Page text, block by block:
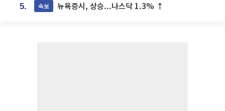
5. 속보 뉴욕증시, 상승...나스닥 1.3% ↑